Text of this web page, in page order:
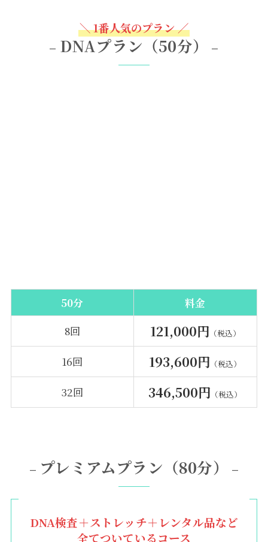
＼ 1番人気のプラン ／
– DNAプラン（50分） –
50分
料金
8回
121,000円 （税込）
16回 193,600円 （税込）
32回 346,500円 （税込）
– プレミアムプラン（80分） –
DNA検査＋ストレッチ＋レンタル品など
全てついているコース